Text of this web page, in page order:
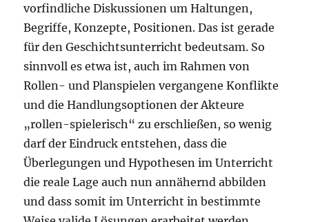
vorfindliche Diskussionen um Haltungen,
Begriffe, Konzepte, Positionen. Das ist gerade
für den Geschichtsunterricht bedeutsam. So
sinnvoll es etwa ist, auch im Rahmen von
Rollen- und Planspielen vergangene Konflikte
und die Handlungsoptionen der Akteure
„rollen-spielerisch“ zu erschließen, so wenig
darf der Eindruck entstehen, dass die
Überlegungen und Hypothesen im Unterricht
die reale Lage auch nun annähernd abbilden
und dass somit im Unterricht in bestimmte